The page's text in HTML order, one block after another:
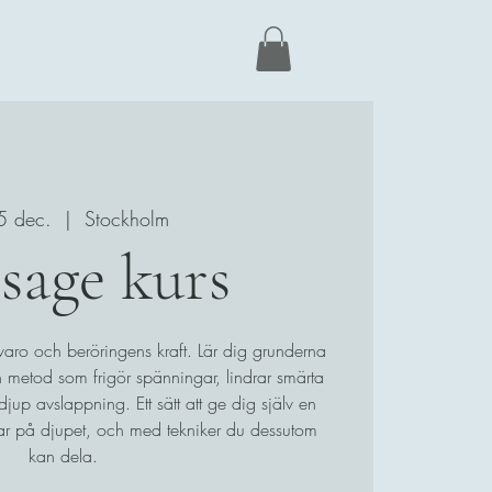
dec.
  |
Stockholm
kurs
och beröringens kraft. Lär dig grunderna
som frigör spänningar, lindrar smärta
avslappning. Ett sätt att ge dig själv en
på djupet, och med tekniker du dessutom
kan dela.